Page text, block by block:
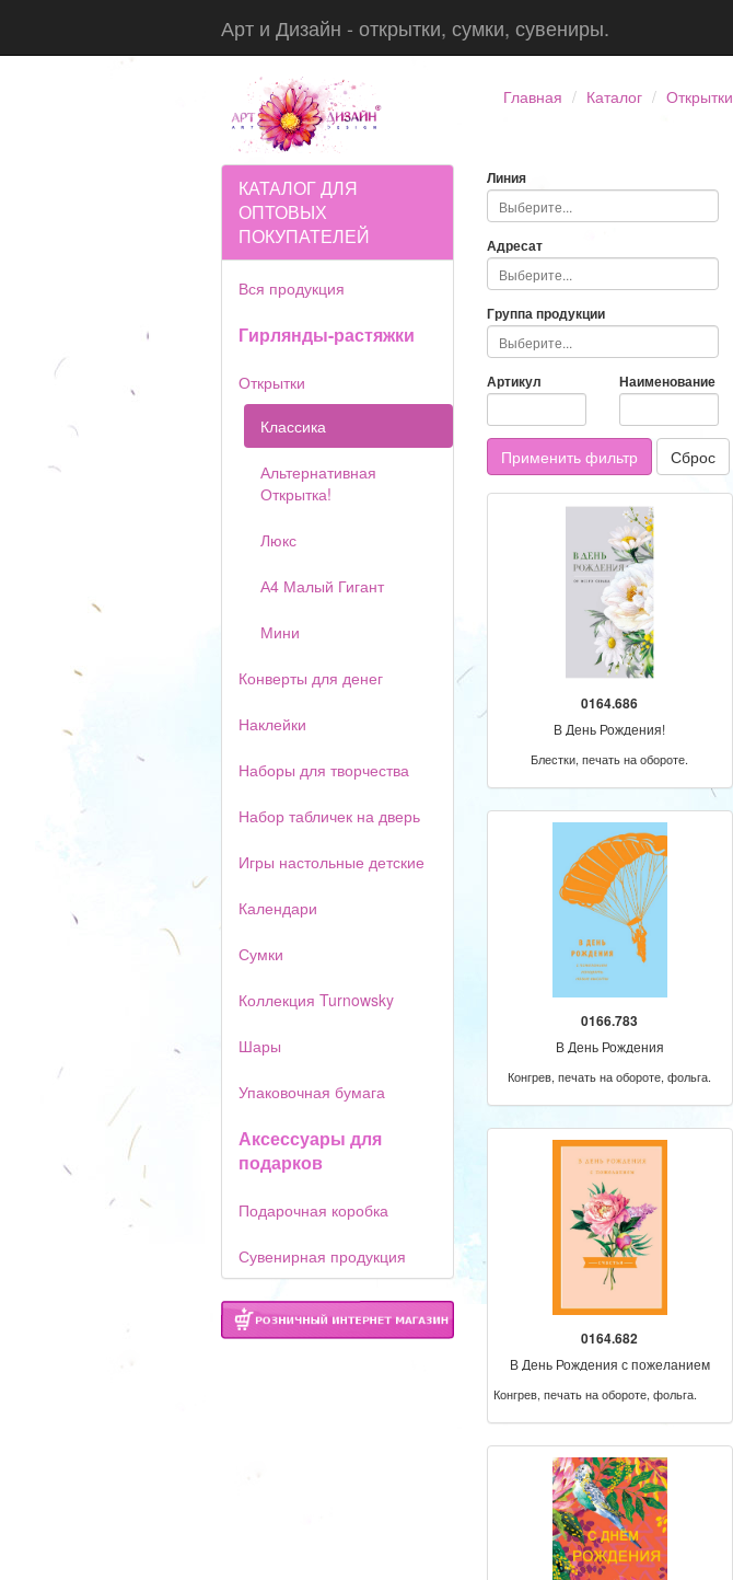
Арт и Дизайн - открытки, сумки, сувениры.
Главная Каталог Открытки
КАТАЛОГ ДЛЯ
ОПТОВЫХ
ПОКУПАТЕЛЕЙ
Вся продукция
Гирлянды-растяжки
Открытки
Классика
Альтернативная
Открытка!
Люкс
А4 Малый Гигант
Мини
Конверты для денег
Наклейки
Наборы для творчества
Набор табличек на дверь
Игры настольные детские
Календари
Сумки
Коллекция Turnowsky
Шары
Упаковочная бумага
Аксессуары для
подарков
Подарочная коробка
Сувенирная продукция
Линия
Адресат
Группа продукции
Артикул Наименование
Применить фильтр Сброс
0164.686
В День Рождения!
Блестки, печать на обороте.
0166.783
В День Рождения
Конгрев, печать на обороте, фольга.
0164.682
В День Рождения с пожеланием
счастья
Конгрев, печать на обороте, фольга.